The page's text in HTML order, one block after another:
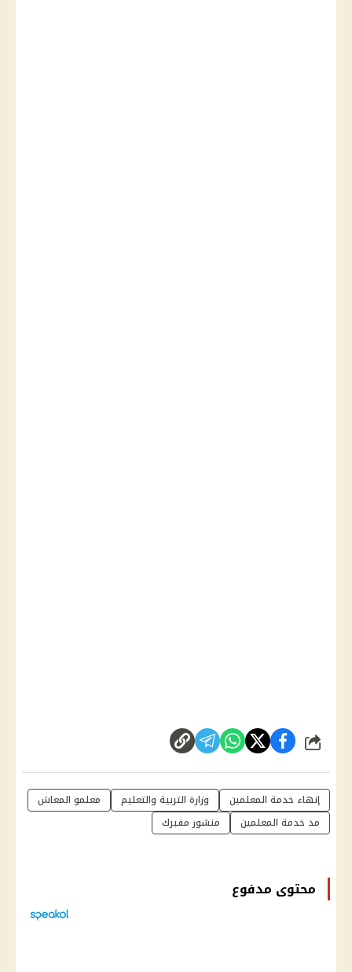
شارك
إنهاء خدمة المعلمين وزارة التربية والتعليم
معلمو المعاش
مد خدمة المعلمين
منشور مفبرك
محتوى مدفوع